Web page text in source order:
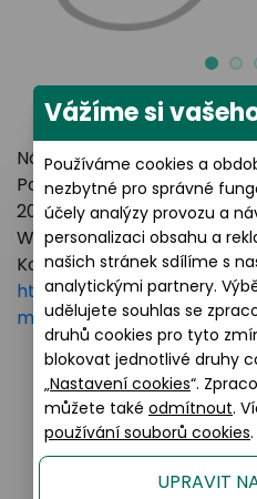
Název výrobce: LUXOTTICA
Poštovní adresa: Piazzale
20123 Italy
Webové stránky:https://
Kontakt:
https://
mer-care
Vážíme si
Používáme cookies a
nezbytné pro správné
účely analýzy provozu a
personalizaci obsahu a
našich stránek sdílíme s
analytickými partnery.
udělujete souhlas se
druhů cookies pro tyto
blokovat jednotlivé druhy
„Nastavení cookies“.
můžete také odmítnout.
používání souborů cookies.
UPRAVIT